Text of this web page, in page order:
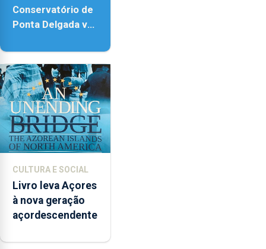
Conservatório de
Ponta Delgada vai
instrumentos
CULTURA E SOCIAL
Livro leva Açores
à nova geração
açordescendente